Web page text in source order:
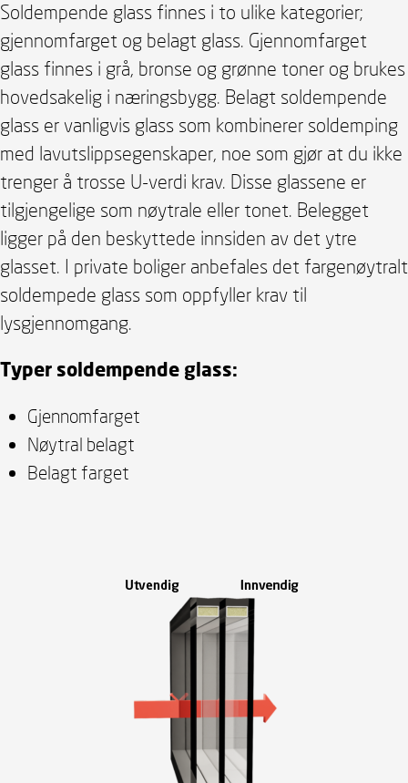
Soldempende glass finnes i to ulike kategorier;
gjennomfarget og belagt glass. Gjennomfarget
glass finnes i grå, bronse og grønne toner og brukes
hovedsakelig i næringsbygg. Belagt soldempende
glass er vanligvis glass som kombinerer soldemping
med lavutslippsegenskaper, noe som gjør at du ikke
trenger å trosse U-verdi krav. Disse glassene er
tilgjengelige som nøytrale eller tonet. Belegget
ligger på den beskyttede innsiden av det ytre
glasset. I private boliger anbefales det fargenøytralt
soldempede glass som oppfyller krav til
lysgjennomgang.
Typer soldempende glass:
Gjennomfarget
Nøytral belagt
Belagt farget